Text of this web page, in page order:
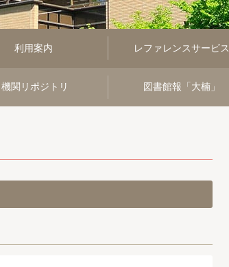
利用案内 レファレンスサービス
機関リポジトリ 図書館報「大楠」